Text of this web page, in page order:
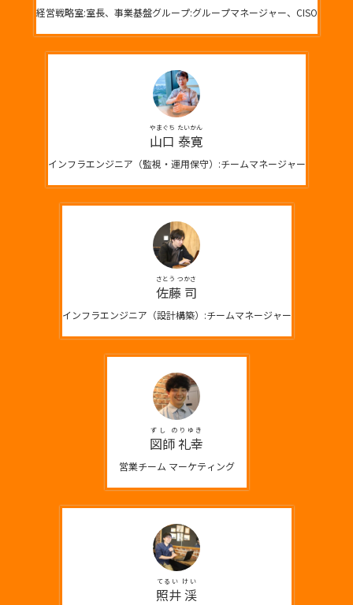
経営戦略室:室長、事業基盤グループ:グループマネージャー、CISO
山口 泰寛
やまぐち たいかん
インフラエンジニア（監視・運用保守）:チームマネージャー
佐藤 司
さとう つかさ
インフラエンジニア（設計構築）:チームマネージャー
図師 礼幸
ずし のりゆき
営業チーム マーケティング
照井 渓
てるい けい